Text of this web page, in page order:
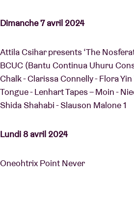
Dimanche 7 avril 2024
Attila Csihar presents ‘The
BCUC (Bantu Continua Uhuru
Chalk - Clarissa Connelly - Flora
Tongue - Lenhart Tapes – Moin -
Shida Shahabi - Slauson Malone 1
Lundi 8 avril 2024
Oneohtrix Point Never